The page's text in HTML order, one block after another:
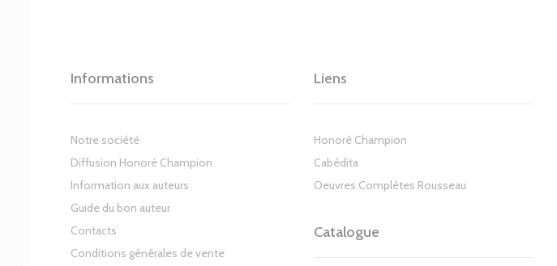
Informations
Notre société
Diffusion Honoré Champion
Information aux auteurs
Guide du bon auteur
Contacts
Conditions générales de vente
Liens
Honoré Champion
Cabédita
Oeuvres Complètes Rousseau
Catalogue